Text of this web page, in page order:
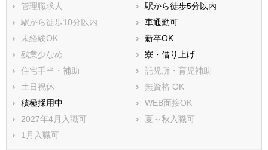
管理職求人
駅から徒歩5分以内
駅から徒歩10分以内
車通勤可
未経験OK
新卒OK
残業少なめ
寮・借り上げ
住宅手当・補助
託児所・育児補助
土日祝休
無資格 OK
積極採用中
WEB面接OK
2027年4月入職可
夏～秋入職可
1月入職可